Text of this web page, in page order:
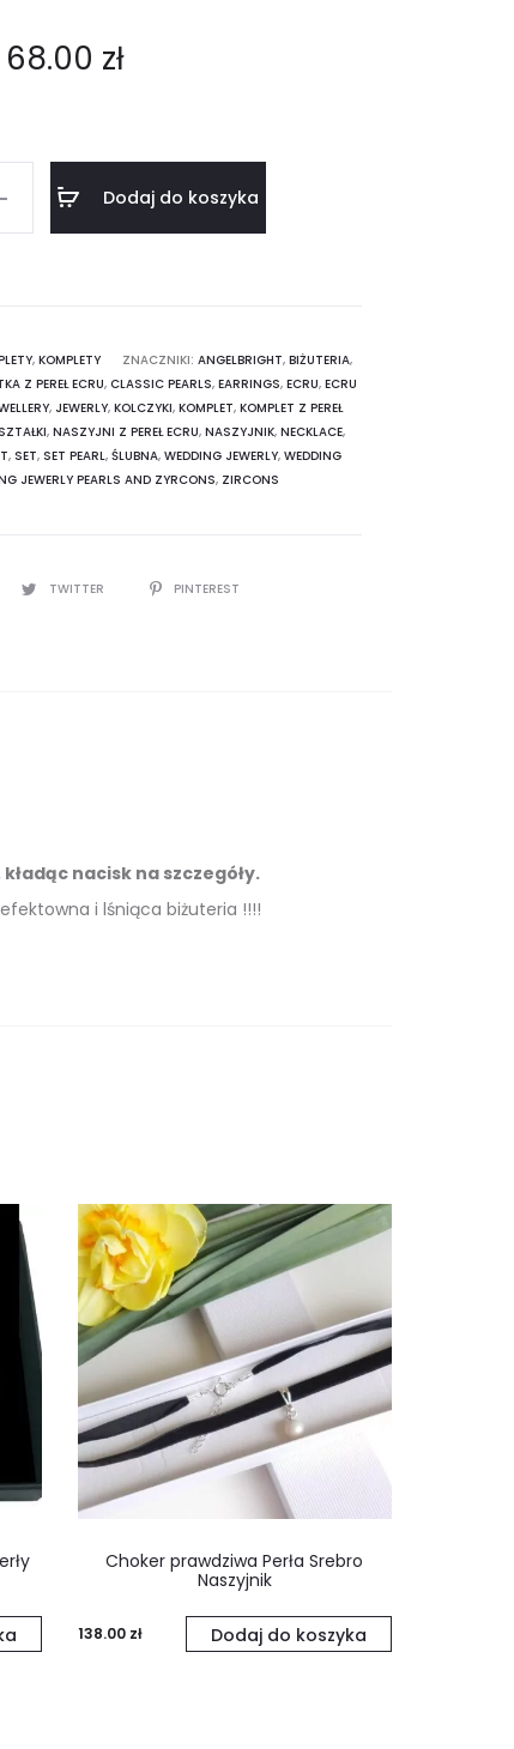
68.00 zł
Dodaj do koszyka
,KOMPLETY ZNACZNIKI:ANGELBRIGHT,BIŻUTERIA,
Z PEREŁ ECRU,CLASSIC PEARLS,EARRINGS,ECRU,ECRU
, JEWERLY,KOLCZYKI,KOMPLET,KOMPLET Z PEREŁ
,NASZYJNI Z PEREŁ ECRU,NASZYJNIK,NECKLACE,
, SET, SET PEARL,ŚLUBNA,WEDDING JEWERLY,WEDDING
JEWERLY PEARLS AND ZYRCONS, ZIRCONS
TWITTER PINTEREST
nacisk na szczegóły.
i lśniąca biżuteria !!!!
Choker prawdziwa Perła Srebro
Naszyjnik
138.00 zł Dodaj do koszyka